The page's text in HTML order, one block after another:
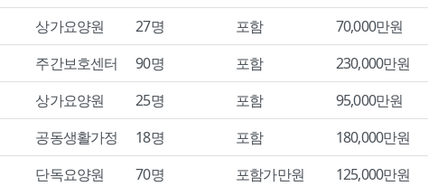
상가요양원 27명 포함 70,000만원
주간보호센터 90명 포함 230,000만원
상가요양원 25명 포함 95,000만원
공동생활가정 18명 포함 180,000만원
단독요양원 70명 포함가만원 125,000만원